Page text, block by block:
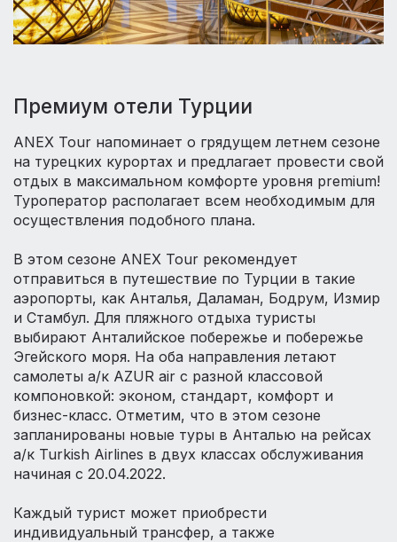
Премиум отели Турции
ANEX Tour напоминает о грядущем летнем сезоне
на турецких курортах и предлагает провести свой
отдых в максимальном комфорте уровня premium!
Туроператор располагает всем необходимым для
осуществления подобного плана.
В этом сезоне ANEX Tour рекомендует
отправиться в путешествие по Турции в такие
аэропорты, как Анталья, Даламан, Бодрум, Измир
и Стамбул. Для пляжного отдыха туристы
выбирают Анталийское побережье и побережье
Эгейского моря. На оба направления летают
самолеты а/к AZUR air с разной классовой
компоновкой: эконом, стандарт, комфорт и
бизнес-класс. Отметим, что в этом сезоне
запланированы новые туры в Анталью на рейсах
а/к Turkish Airlines в двух классах обслуживания
начиная с 20.04.2022.
Каждый турист может приобрести
индивидуальный трансфер, а также